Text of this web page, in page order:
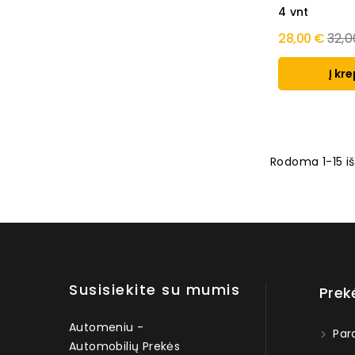
4 vnt
28,00 €
Į
Rodoma 1-15
Susisiekite su mumis
Automeniu -
Automobilių Prekės